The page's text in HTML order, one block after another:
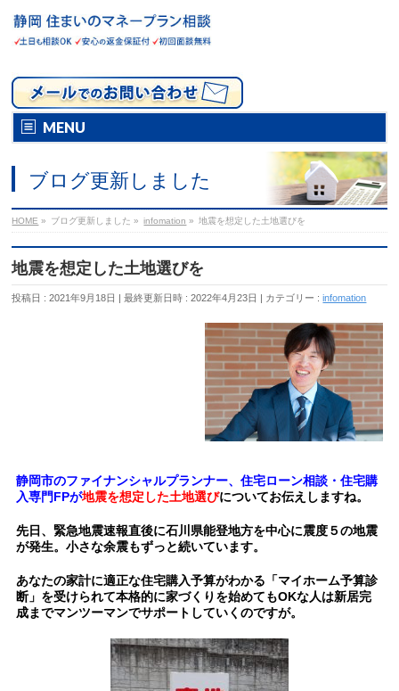
MENU
ブログ更新しました
HOME » ブログ更新しました » infomation » 地震を想定した土地選びを
地震を想定した土地選びを
投稿日 : 2021年9月18日 最終更新日時 : 2022年4月23日 カテゴリー :infomation
静岡市のファイナンシャルプランナー、住宅ローン相談・住宅購
入専門FPが地震を想定した土地選びについてお伝えしますね。
先日、緊急地震速報直後に石川県能登地方を中心に震度５の地震
が発生。小さな余震もずっと続いています。
あなたの家計に適正な住宅購入予算がわかる「マイホーム予算診
断」を受けられて本格的に家づくりを始めてもOKな人は新居完
成までマンツーマンでサポートしていくのですが。